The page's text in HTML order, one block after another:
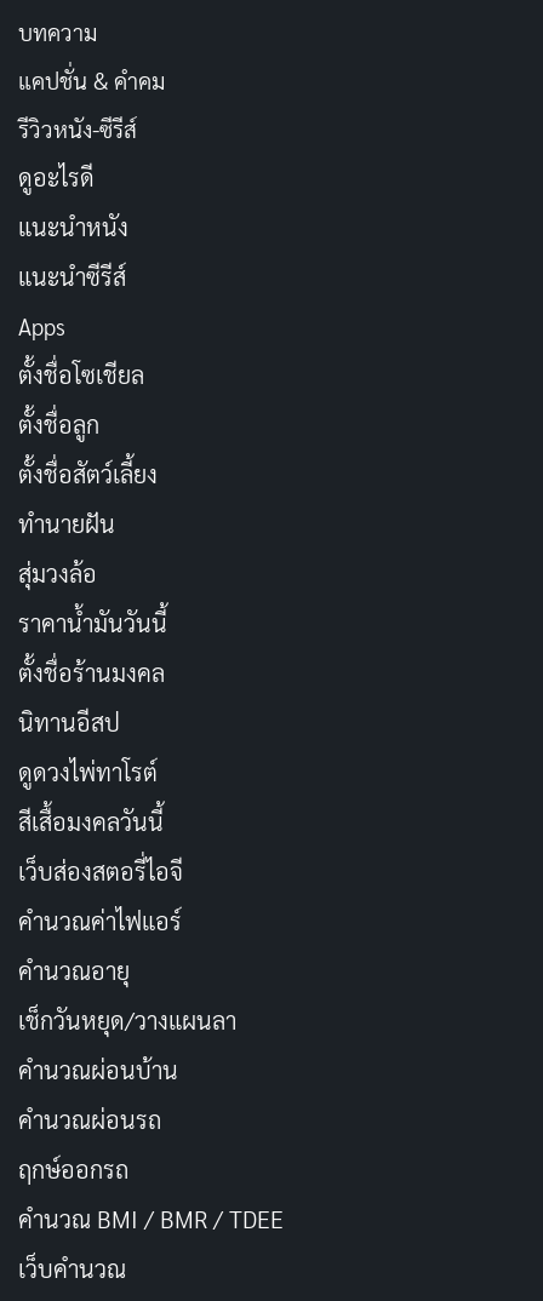
บทความ
แคปชั่น & คำคม
รีวิวหนัง-ซีรีส์
ดูอะไรดี
แนะนำหนัง
แนะนำซีรีส์
Apps
ตั้งชื่อโซเชียล
ตั้งชื่อลูก
ตั้งชื่อสัตว์เลี้ยง
ทำนายฝัน
สุ่มวงล้อ
ราคาน้ำมันวันนี้
ตั้งชื่อร้านมงคล
นิทานอีสป
ดูดวงไพ่ทาโรต์
สีเสื้อมงคลวันนี้
เว็บส่องสตอรี่ไอจี
คำนวณค่าไฟแอร์
คำนวณอายุ
เช็กวันหยุด/วางแผนลา
คำนวณผ่อนบ้าน
คำนวณผ่อนรถ
ฤกษ์ออกรถ
คำนวณ BMI / BMR / TDEE
เว็บคํานวณ